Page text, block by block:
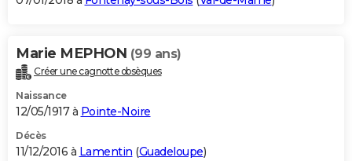
Marie MEPHON (99 ans)
Créer une cagnotte obsèques
Naissance
12/05/1917 à Pointe-Noire
Décès
11/12/2016 à Lamentin (Guadeloupe)